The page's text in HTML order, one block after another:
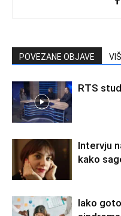
POVEZANE OBJAVE
RTS
Intervju
kako
Iako